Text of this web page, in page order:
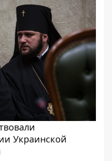
Украинской